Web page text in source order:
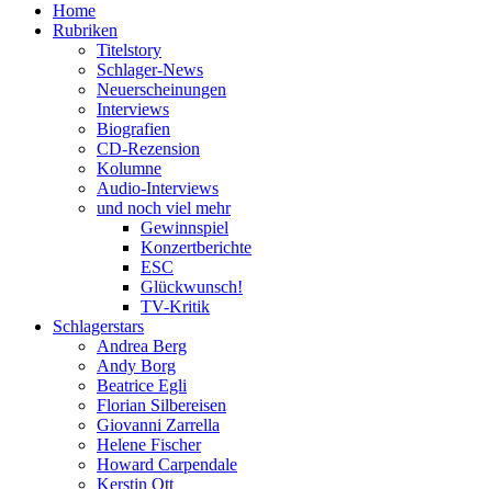
Home
Rubriken
Titelstory
Schlager-News
Neuerscheinungen
Interviews
Biografien
CD-Rezension
Kolumne
Audio-Interviews
und noch viel mehr
Gewinnspiel
Konzertberichte
ESC
Glückwunsch!
TV-Kritik
Schlagerstars
Andrea Berg
Andy Borg
Beatrice Egli
Florian Silbereisen
Giovanni Zarrella
Helene Fischer
Howard Carpendale
Kerstin Ott